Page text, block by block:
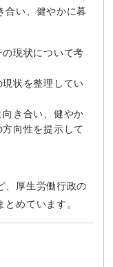
合い、健やかに暮
現状について考
状を整理してい
き合い、健やか
向性を提示して
、厚生労働行政の
めています。